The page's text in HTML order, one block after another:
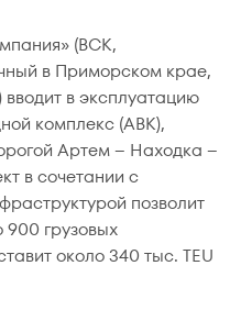
(ВСК,
в Приморском крае,
вводит в эксплуатацию
комплекс (АВК),
Артем – Находка –
в сочетании с
позволит
грузовых
около 340 тыс. TEU